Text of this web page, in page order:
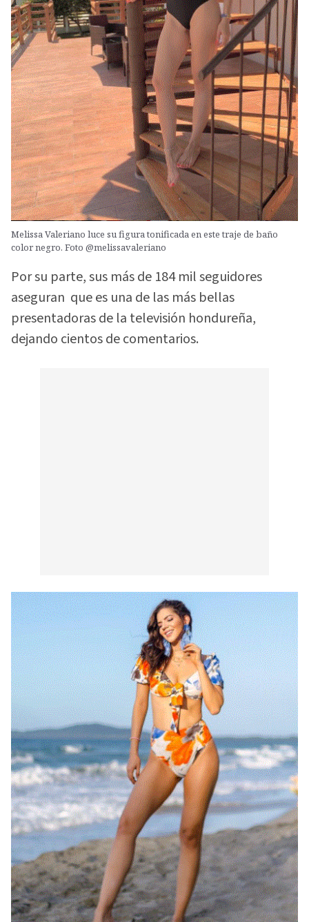
Melissa Valeriano luce su figura tonificada en este traje de baño
color negro. Foto @melissavaleriano
Por su parte, sus más de 184 mil seguidores
aseguran que es una de las más bellas
presentadoras de la televisión hondureña,
dejando cientos de comentarios.